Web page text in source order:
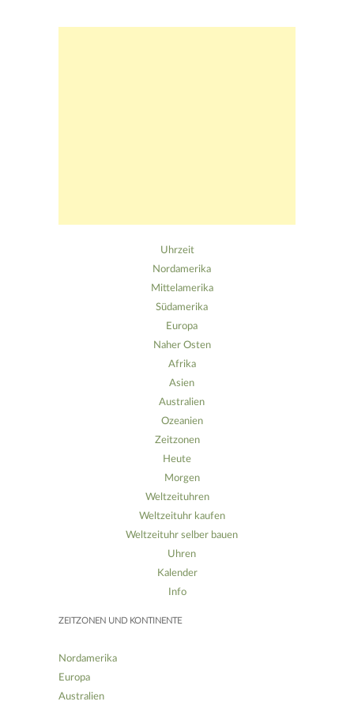
Uhrzeit
Nordamerika
Mittelamerika
Südamerika
Europa
Naher Osten
Afrika
Asien
Australien
Ozeanien
Zeitzonen
Heute
Morgen
Weltzeituhren
Weltzeituhr kaufen
Weltzeituhr selber bauen
Uhren
Kalender
Info
ZEITZONEN UND KONTINENTE
Nordamerika
Europa
Australien